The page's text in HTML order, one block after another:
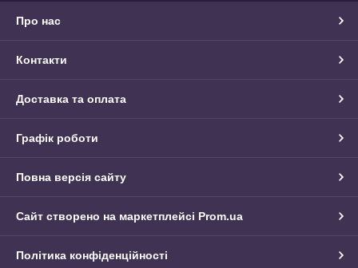
Про нас
Контакти
Доставка та оплата
Графік роботи
Повна версія сайту
Сайт створено на маркетплейсі Prom.ua
Політика конфіденційності